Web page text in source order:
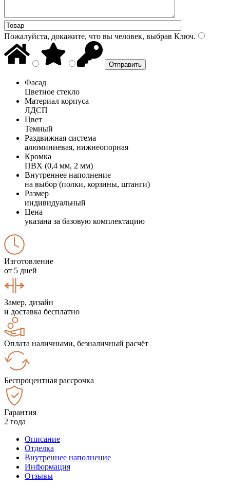
Пожалуйста, докажите, что вы человек, выбрав Ключ.
Фасад
Цветное стекло
Материал корпуса
ЛДСП
Цвет
Темный
Раздвижная система
алюминиевая, нижнеопорная
Кромка
ПВХ (0,4 мм, 2 мм)
Внутреннее наполнение
на выбор (полки, корзины, штанги)
Размер
индивидуальный
Цена
указана за базовую комплектацию
Изготовление
от 5 дней
Замер, дизайн
и доставка бесплатно
Оплата наличными, безналичный расчёт
Беспроцентная рассрочка
Гарантия
2 года
Описание
Отделка
Внутреннее наполнение
Информация
Отзывы